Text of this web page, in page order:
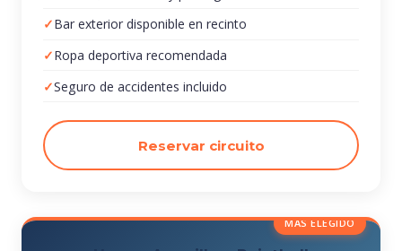
Bar exterior disponible en recinto
Ropa deportiva recomendada
Seguro de accidentes incluido
Reservar circuito
MÁS ELEGIDO